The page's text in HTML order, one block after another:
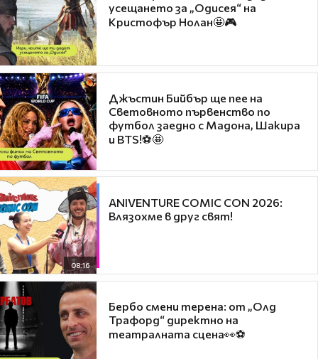
усещането за „Одисея“ на
Кристофър Нолан🤩🎮
Джъстин Бийбър ще пее на
Световното първенство по
футбол заедно с Мадона, Шакира
и BTS!⚽🤩
08:16
ANIVENTURE COMIC CON 2026:
Влязохме в друг свят!
Бербо смени терена: от „Олд
Трафорд“ директно на
театралната сцена👀⚽